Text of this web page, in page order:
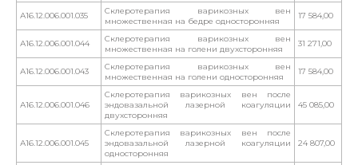
А16.12.006.001.035
Склеротерапия варикозных вен
множественная на бедре односторонняя
17 584,00
А16.12.006.001.044
Склеротерапия варикозных вен
множественная на голени двухсторонняя
31 271,00
А16.12.006.001.043
Склеротерапия варикозных вен
множественная на голени односторонняя
17 584,00
А16.12.006.001.046
Склеротерапия варикозных вен после
эндовазальной лазерной коагуляции
двухсторонняя
45 085,00
А16.12.006.001.045
Склеротерапия варикозных вен после
эндовазальной лазерной коагуляции
односторонняя
24 807,00